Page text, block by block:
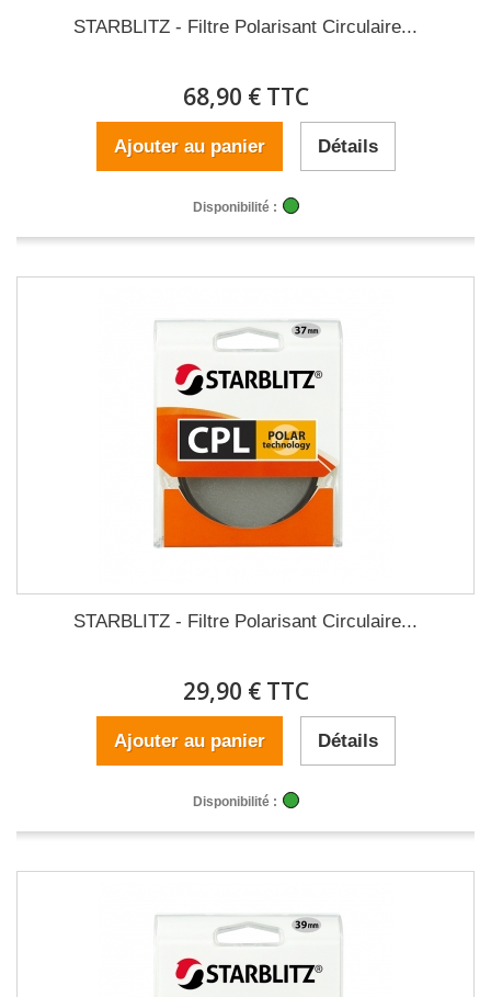
STARBLITZ - Filtre Polarisant Circulaire...
68,90 € TTC
Ajouter au panier Détails
Disponibilité :
STARBLITZ - Filtre Polarisant Circulaire...
29,90 € TTC
Ajouter au panier Détails
Disponibilité :